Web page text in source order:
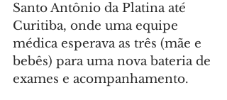
Santo Antônio da Platina até
Curitiba, onde uma equipe
médica esperava as três (mãe e
bebês) para uma nova bateria de
exames e acompanhamento.